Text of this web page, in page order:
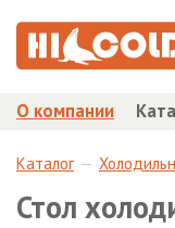
О компании
Каталог
Стол